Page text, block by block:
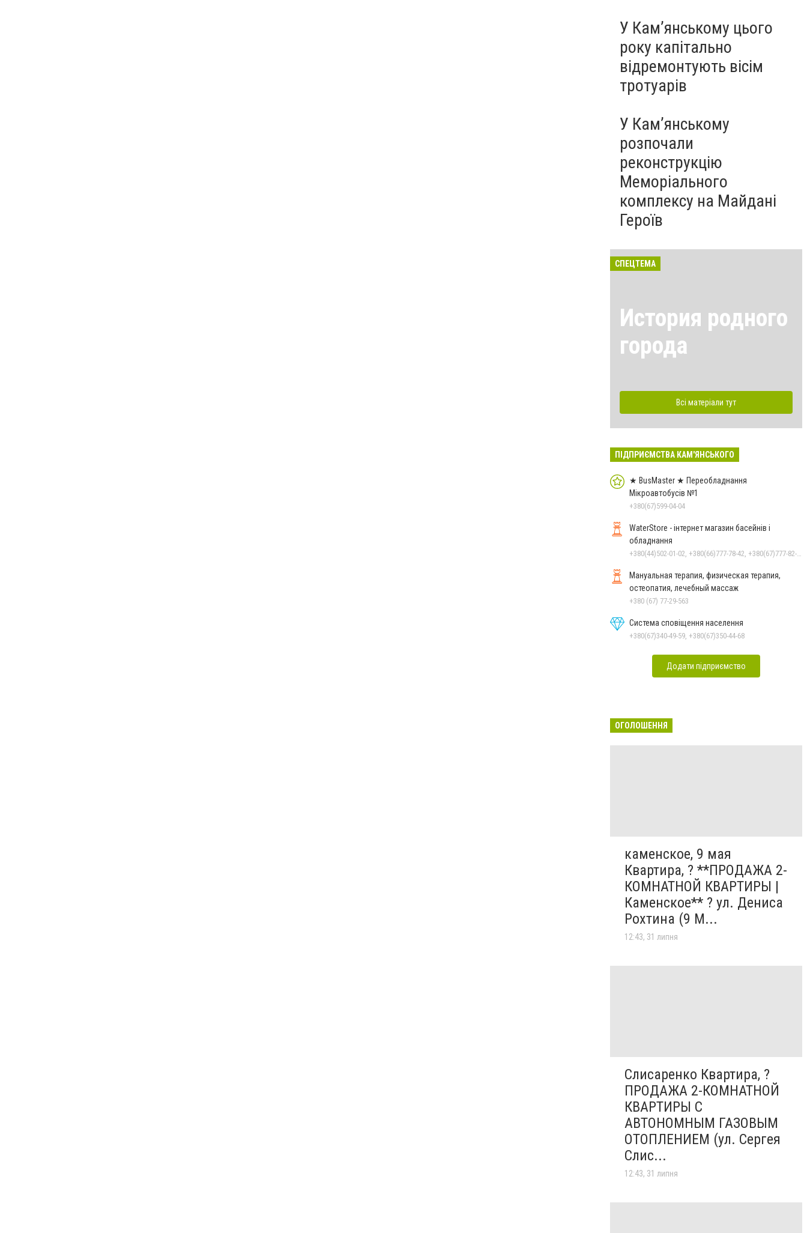
У Кам’янському цього
року капітально
відремонтують вісім
тротуарів
У Кам’янському
розпочали
реконструкцію
Меморіального
комплексу на Майдані
Героїв
СПЕЦТЕМА
История родного
города
Всі матеріали тут
ПІДПРИЄМСТВА КАМ'ЯНСЬКОГО
★ BusMaster ★ Переобладнання
Мікроавтобусів №1
+380(67)599-04-04
WaterStore - інтернет магазин басейнів і
обладнання
Мануальная терапия, физическая терапия,
остеопатия, лечебный массаж
+380 (67) 77-29-563
Система сповіщення населення
+380(67)340-49-59, +380(67)350-44-68
Додати підприємство
ОГОЛОШЕННЯ
каменское, 9 мая
Квартира, ? **ПРОДАЖА 2-
КОМНАТНОЙ КВАРТИРЫ |
Каменское** ? ул. Дениса
Рохтина (9 М...
12:43, 31 липня
Слисаренко Квартира, ?
ПРОДАЖА 2-КОМНАТНОЙ
КВАРТИРЫ С
АВТОНОМНЫМ ГАЗОВЫМ
ОТОПЛЕНИЕМ (ул. Сергея
Слис...
12:43, 31 липня